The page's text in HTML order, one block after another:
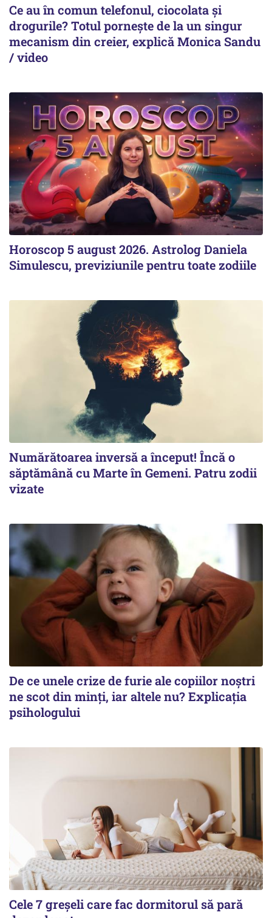
Ce au în comun telefonul, ciocolata și
drogurile? Totul pornește de la un singur
mecanism din creier, explică Monica Sandu
/ video
Horoscop 5 august 2026. Astrolog Daniela
Simulescu, previziunile pentru toate zodiile
Numărătoarea inversă a început! Încă o
săptămână cu Marte în Gemeni. Patru zodii
vizate
De ce unele crize de furie ale copiilor noștri
ne scot din minți, iar altele nu? Explicația
psihologului
Cele 7 greșeli care fac dormitorul să pară